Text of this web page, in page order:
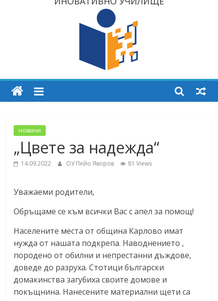
новини
„Цвете за надежда“
14.09.2022 ОУ Пейо Яворов 81 Views
Уважаеми родители,
Обръщаме се към всички Вас с апел за помощ!
Населените места от община Карлово имат
нужда от нашата подкрепа. Наводнението ,
породено от обилни и непрестанни дъждове,
доведе до разруха. Стотици български
домакинства загубиха своите домове и
покъщнина. Нанесените материални щети са